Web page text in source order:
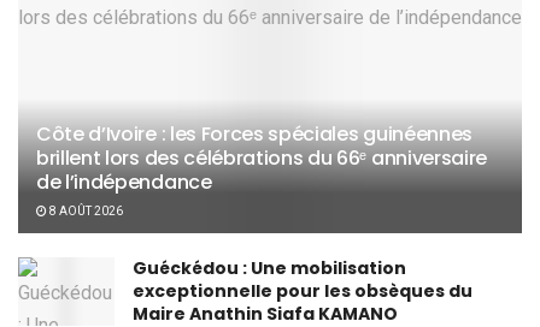
Côte d’Ivoire : les Forces spéciales guinéennes
brillent lors des célébrations du 66ᵉ anniversaire
de l’indépendance
8 AOÛT 2026
Guéckédou : Une mobilisation
exceptionnelle pour les obsèques du
Maire Anathin Siafa KAMANO